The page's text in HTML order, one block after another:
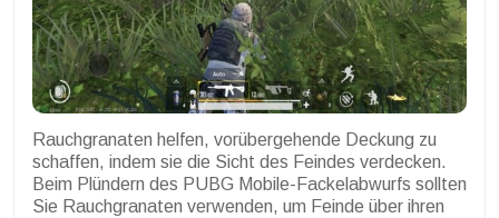
Rauchgranaten helfen, vorübergehende Deckung zu
schaffen, indem sie die Sicht des Feindes verdecken.
Beim Plündern des PUBG Mobile-Fackelabwurfs sollten
Sie Rauchgranaten verwenden, um Feinde über ihren